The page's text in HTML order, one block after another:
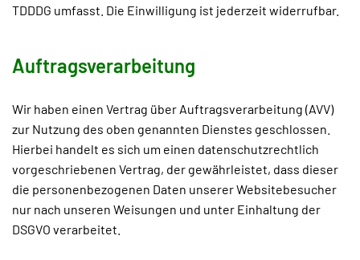
TDDDG umfasst. Die Einwilligung ist jederzeit widerrufbar.
Auftragsverarbeitung
Wir haben einen Vertrag über Auftragsverarbeitung (AVV)
zur Nutzung des oben genannten Dienstes geschlossen.
Hierbei handelt es sich um einen datenschutzrechtlich
vorgeschriebenen Vertrag, der gewährleistet, dass dieser
die personenbezogenen Daten unserer Websitebesucher
nur nach unseren Weisungen und unter Einhaltung der
DSGVO verarbeitet.